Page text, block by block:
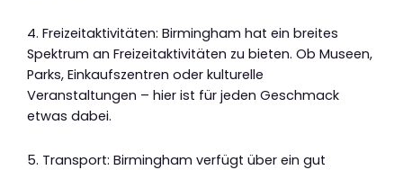
4. Freizeitaktivitäten: Birmingham hat ein breites
Spektrum an Freizeitaktivitäten zu bieten. Ob Museen,
Parks, Einkaufszentren oder kulturelle
Veranstaltungen – hier ist für jeden Geschmack
etwas dabei.
5. Transport: Birmingham verfügt über ein gut